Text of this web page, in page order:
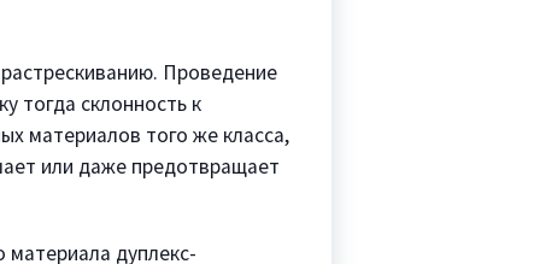
Проведение
тогда склонность к
материалов того же класса,
или даже предотвращает
материала дуплекс-